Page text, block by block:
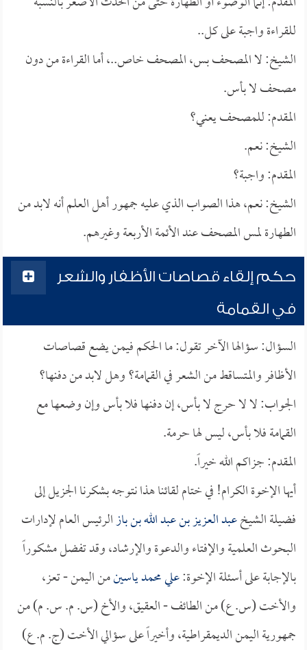
للقراءة واجبة على كل..
الشيخ: لا المصحف بس، المصحف خاص..، أما القراءة من دون
مصحف لا بأس.
المقدم: للمصحف يعني؟
الشيخ: نعم.
المقدم: واجبة؟
الشيخ: نعم، هذا الصواب الذي عليه جمهور أهل العلم أنه لابد من
الطهارة لمس المصحف عند الأئمة الأربعة وغيرهم.
حكم إلقاء قصاصات الأظفار والشعر
في القمامة
السؤال: سؤالها الآخر تقول: ما الحكم فيمن يضع قصاصات
الأظافر والمتساقط من الشعر في القمامة؟ وهل لابد من دفنها؟
الجواب: لا لا حرج لا بأس، إن دفنها فلا بأس وإن وضعها مع
القمامة فلا بأس، ليس لها حرمة.
المقدم: جزاكم الله خيراً.
أيها الإخوة الكرام! في ختام لقائنا هذا نتوجه بشكرنا الجزيل إلى
فضيلة الشيخعبد العزيز بن عبد الله بن بازالرئيس العام لإدارات
البحوث العلمية والإفتاء والدعوة والإرشاد، وقد تفضل مشكوراً
بالإجابة على أسئلة الإخوة:علي محمد ياسينمن اليمن - تعز،
والأخت (س. ع) من الطائف - العقيق، والأخ (س. م. س. م) من
جمهورية اليمن الديمقراطية، وأخيراً على سؤالي الأخت (ج. م. ع)